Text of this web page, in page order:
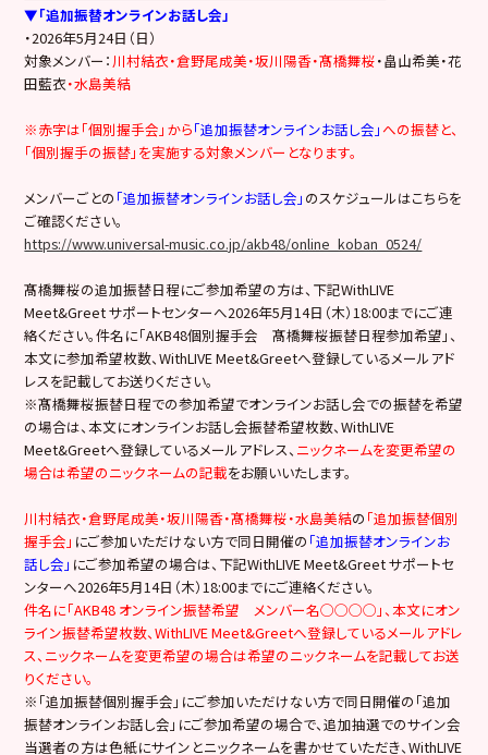
▼「追加振替オンラインお話し会」
・2026年5月24日（日）
対象メンバー： 川村結衣・倉野尾成美・坂川陽香・髙橋舞桜・畠山希美・花
田藍衣・水島美結
※赤字は「個別握手会」から「追加振替オンラインお話し会」 への振替と、
「個別握手の振替」を実施する対象メンバーとなります。
メンバーごとの 「追加振替オンラインお話し会」 のスケジュールはこちらを
ご確認ください。
https://www.universal-music.co.jp/akb48/online_koban_0524/
髙橋舞桜の追加振替日程にご参加希望の方は、下記WithLIVE
Meet&Greet サポートセンターへ2026年5月14日（木）18:00までにご連
絡ください。件名に「AKB48個別握手会 髙橋舞桜振替日程参加希望」、
本文に参加希望枚数、WithLIVE Meet&Greetへ登録しているメールアド
レスを記載してお送りください。
※髙橋舞桜振替日程での参加希望でオンラインお話し会での振替を希望
の場合は、本文にオンラインお話し会振替希望枚数、WithLIVE
Meet&Greetへ登録しているメールアドレス、 ニックネームを変更希望の
場合は希望のニックネームの記載をお願いいたします。
川村結衣・倉野尾成美・坂川陽香・髙橋舞桜・水島美結の 「追加振替個別
握手会」 にご参加いただけない方で同日開催の 「追加振替オンラインお
話し会」 にご参加希望の場合は、下記WithLIVE Meet&Greet サポートセ
ンターへ2026年5月14日（木）18:00までにご連絡ください。
件名に「AKB48 オンライン振替希望 メンバー名◯◯◯◯」、本文にオン
ライン振替希望枚数、WithLIVE Meet&Greetへ登録しているメールアドレ
ス、ニックネームを変更希望の場合は希望のニックネームを記載してお送
りください。
※「追加振替個別握手会」にご参加いただけない方で同日開催の「追加
振替オンラインお話し会」にご参加希望の場合で、追加抽選でのサイン会
当選者の方は色紙にサインとニックネームを書かせていただき、WithLIVE